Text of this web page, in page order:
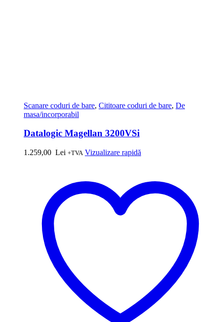
Scanare coduri de bare, Cititoare coduri de bare, De
masa/incorporabil
Datalogic Magellan 3200VSi
1.259,00 Lei +TVA Vizualizare rapidă